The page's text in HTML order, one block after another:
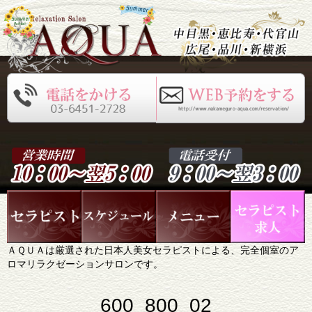
ＡＱＵＡは厳選された日本人美女セラピストによる、完全個室のア
ロマリラクゼーションサロンです。
600_800_02